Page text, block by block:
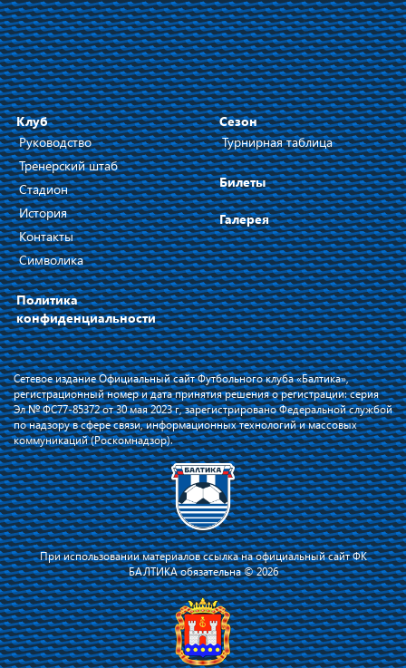
Клуб
Руководство
Тренерский штаб
Стадион
История
Контакты
Символика
Политика
конфиденциальности
Сезон
Турнирная таблица
Билеты
Галерея
Сетевое издание Официальный сайт Футбольного клуба «Балтика»,
регистрационный номер и дата принятия решения о регистрации: серия
Эл № ФС77-85372 от 30 мая 2023 г, зарегистрировано Федеральной службой
по надзору в сфере связи, информационных технологий и массовых
коммуникаций (Роскомнадзор).
При использовании материалов ссылка на официальный сайт ФК
БАЛТИКА обязательна © 2026